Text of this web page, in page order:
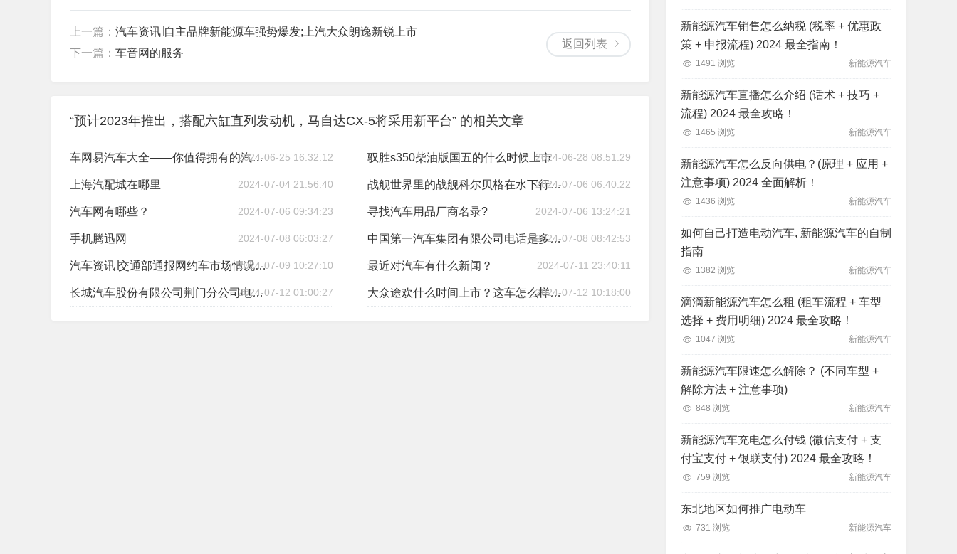
返回列表
上一篇： 汽车资讯∣自主品牌新能源车强势爆发;上汽大众朗逸新锐上市
下一篇： 车音网的服务
“预计2023年推出，搭配六缸直列发动机，马自达CX-5将采用新平台” 的相关文章
车网易汽车大全——你值得拥有的汽车信息库
2024-06-25 16:32:12 驭胜s350柴油版国五的什么时候上市2024-06-28 08:51:29
上海汽配城在哪里 2024-07-04 21:56:40 战舰世界里的战舰科尔贝格在水下行走按什么健
2024-07-06 06:40:22
汽车网有哪些？ 2024-07-06 09:34:23 寻找汽车用品厂商名录? 2024-07-06 13:24:21
手机腾迅网 2024-07-08 06:03:27 中国第一汽车集团有限公司电话是多少？
2024-07-08 08:42:53
汽车资讯∣交通部通报网约车市场情况；全新凯美瑞混动上市
2024-07-09 10:27:10 最近对汽车有什么新闻？ 2024-07-11 23:40:11
长城汽车股份有限公司荆门分公司电话是多少？
2024-07-12 01:00:27 大众途欢什么时间上市？这车怎么样！价钱是多少？
2024-07-12 10:18:00
新能源汽车销售怎么纳税 (税率 + 优惠政
策 + 申报流程) 2024 最全指南！
1491 浏览 新能源汽车
新能源汽车直播怎么介绍 (话术 + 技巧 +
流程) 2024 最全攻略！
1465 浏览 新能源汽车
新能源汽车怎么反向供电？(原理 + 应用 +
注意事项) 2024 全面解析！
1436 浏览 新能源汽车
如何自己打造电动汽车, 新能源汽车的自制
指南
1382 浏览 新能源汽车
滴滴新能源汽车怎么租 (租车流程 + 车型
选择 + 费用明细) 2024 最全攻略！
1047 浏览 新能源汽车
新能源汽车限速怎么解除？ (不同车型 +
解除方法 + 注意事项)
848 浏览 新能源汽车
新能源汽车充电怎么付钱 (微信支付 + 支
付宝支付 + 银联支付) 2024 最全攻略！
759 浏览 新能源汽车
东北地区如何推广电动车
731 浏览 新能源汽车